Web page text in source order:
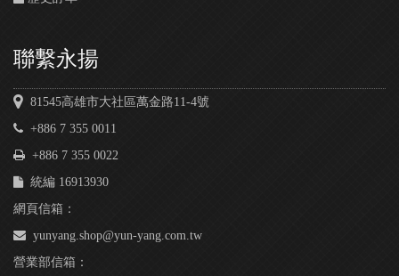
聯繫永揚
81545高雄市大社區萬金路11-4號
+886 7 355 0011
+886 7 355 0022
統編 16913930
網頁信箱：
yunyang.shop@yun-yang.com.tw
營業部信箱：